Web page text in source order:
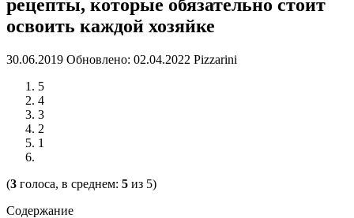
рецепты, которые обязательно стоит
освоить каждой хозяйке
30.06.2019 Обновлено: 02.04.2022 Pizzarini
5
4
3
2
1
(3 голоса, в среднем: 5 из 5)
Содержание